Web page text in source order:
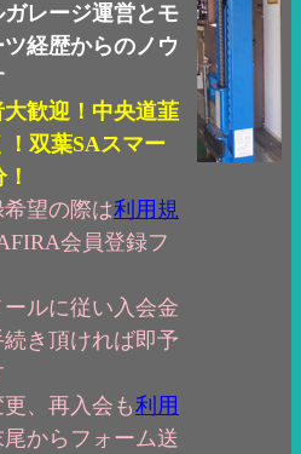
レージ運営とモ
経歴からのノウ
歓迎！中央道韮
双葉SAスマー
望の際は利用規
会員登録フ
ルに従い入会金
き頂ければ即予
、再入会も利用
からフォーム送